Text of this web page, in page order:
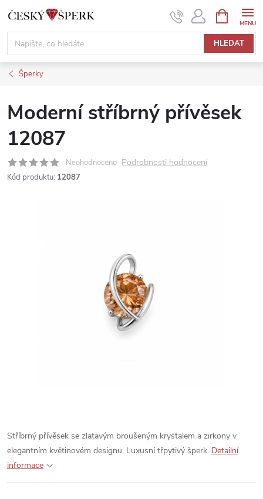
Přejít
obsah
HLEDAT
NÁKUPNÍ
KOŠÍK
Šperky
Moderní stříbrný přívěsek
12087
Neohodnoceno Podrobnosti hodnocení
Kód produktu: 12087
Stříbrný přívěsek se zlatavým broušeným krystalem a zirkony v
elegantním květinovém designu. Luxusní třpytivý šperk. Detailní
informace